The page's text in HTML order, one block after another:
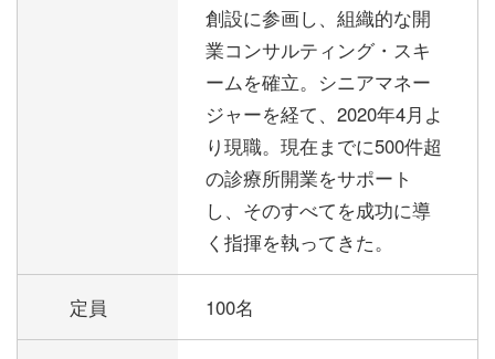
創設に参画し、組織的な開
業コンサルティング・スキ
ームを確立。シニアマネー
ジャーを経て、2020年4月よ
り現職。現在までに500件超
の診療所開業をサポート
し、そのすべてを成功に導
く指揮を執ってきた。
定員 100名